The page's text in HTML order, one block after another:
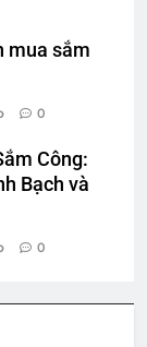
mua sắm
0
Công:
Bạch và
0